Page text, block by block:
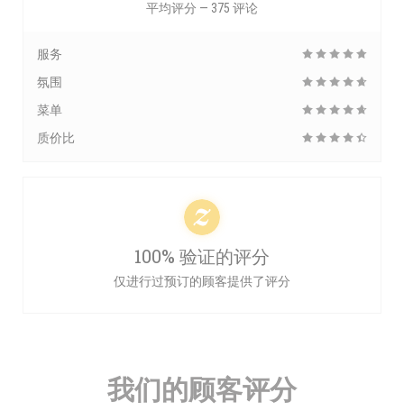
我们的顾客评分
平均评分 — 375 评论
服务
氛围
菜单
质价比
100% 验证的评分
仅进行过预订的顾客提供了评分